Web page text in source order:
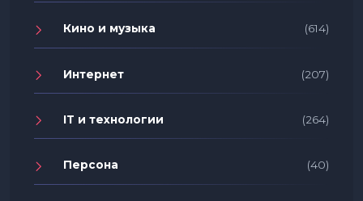
Кино и музыка (614)
Интернет (207)
IT и технологии (264)
Персона (40)